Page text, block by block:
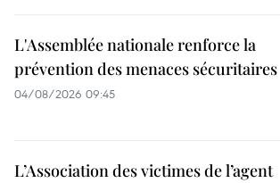
L'Assemblée nationale renforce la
prévention des menaces sécuritaires
04/08/2026 09:45
L’Association des victimes de l’agent